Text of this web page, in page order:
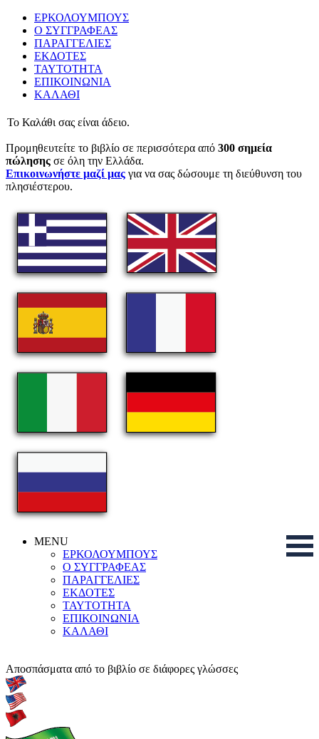
ΕΡΚΟΛΟΥΜΠΟΥΣ
Ο ΣΥΓΓΡΑΦΕΑΣ
ΠΑΡΑΓΓΕΛΙΕΣ
ΕΚΔΟΤΕΣ
ΤΑΥΤΟΤΗΤΑ
ΕΠΙΚΟΙΝΩΝΙΑ
ΚΑΛΑΘΙ
Το Καλάθι σας είναι άδειο.
Προμηθευτείτε το βιβλίο σε περισσότερα από 300 σημεία
πώλησης σε όλη την Ελλάδα.
Επικοινωνήστε μαζί μας για να σας δώσουμε τη διεύθυνση του
πλησιέστερου.
MENU
ΕΡΚΟΛΟΥΜΠΟΥΣ
Ο ΣΥΓΓΡΑΦΕΑΣ
ΠΑΡΑΓΓΕΛΙΕΣ
ΕΚΔΟΤΕΣ
ΤΑΥΤΟΤΗΤΑ
ΕΠΙΚΟΙΝΩΝΙΑ
ΚΑΛΑΘΙ
Αποσπάσματα από το βιβλίο σε διάφορες γλώσσες